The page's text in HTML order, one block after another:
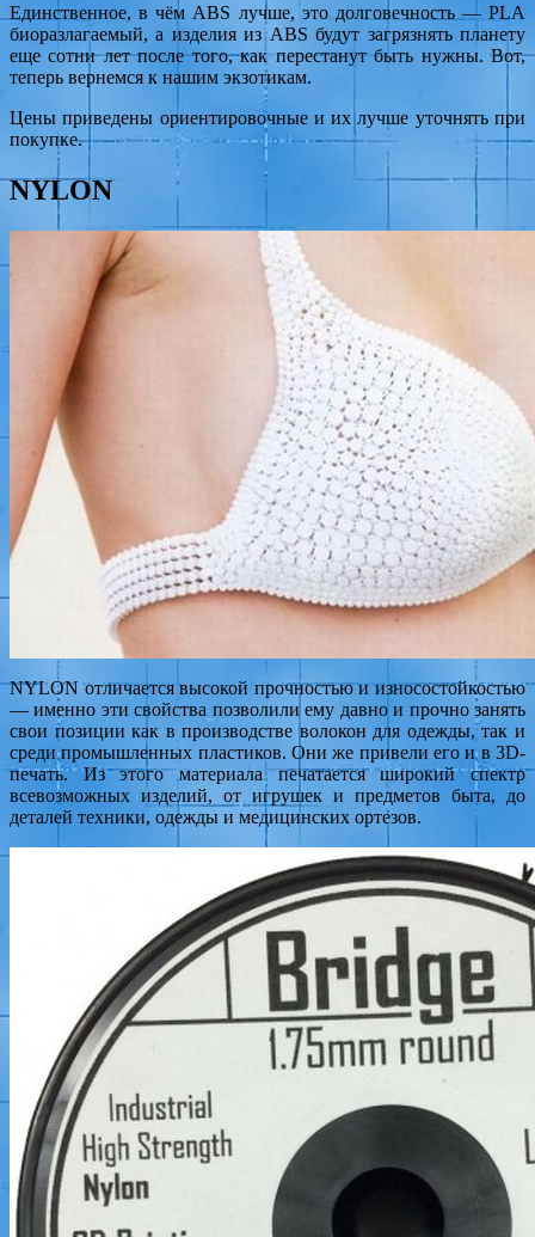
Единственное, в чём ABS лучше, это долговечность — PLA
биоразлагаемый, а изделия из ABS будут загрязнять планету
еще сотни лет после того, как перестанут быть нужны. Вот,
теперь вернемся к нашим экзотикам.
Цены приведены ориентировочные и их лучше уточнять при
покупке.
NYLON
NYLON отличается высокой прочностью и износостойкостью
— именно эти свойства позволили ему давно и прочно занять
свои позиции как в производстве волокон для одежды, так и
среди промышленных пластиков. Они же привели его и в 3D-
печать. Из этого материала печатается широкий спектр
всевозможных изделий, от игрушек и предметов быта, до
деталей техники, одежды и медицинских ортезов.